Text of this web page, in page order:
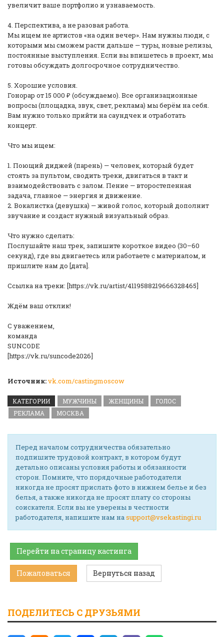
увеличит ваше портфолио и узнаваемость.
4. Перспектива, а не разовая работа.
Мы ищем не артистов «на один вечер». Нам нужны люди, с
которыми мы сможем расти дальше — туры, новые релизы,
постоянные выступления. Если вы впишетесь в проект, мы
готовы обсуждать долгосрочное сотрудничество.
5. Хорошие условия.
Гонорар от 15 000 ₽ (обсуждаемо). Все организационные
вопросы (площадка, звук, свет, реклама) мы берём на себя.
Вам нужно только прийти на саундчек и отработать
концерт.
Что мы ищем:
1. Поющий диджей (парень) — человек, который будет
стоять за пультом, сводить треки, двигаться в такт и
взаимодействовать с залом. Пение — второстепенная
задача, главное — энергия и движение.
2. Вокалистка (девушка) — живой голос, который дополнит
звучание и создаст нужный визуальный образ.
Что нужно сделать:
Послушайте наш трек, запишите короткое видео (30–60
секунд), где вы двигаетесь или работаете с материалом, и
пришлите нам до [дата].
Ссылка на треки: [https://vk.ru/artist/4119588219666328465]
Ждём ваш отклик!
С уважением,
команда
SUNCODE
[https://vk.ru/suncode2026]
Источник:vk.com/castingmoscow
КАТЕГОРИИ МУЖЧИНЫ ЖЕНЩИНЫ
ГОЛОС
РЕКЛАМА
МОСКВА
Перед началом сотрудничества обязательно
подпишите трудовой контракт, в котором будут
детально описаны условия работы и обязанности
сторон. Помните, что порядочные работодатели
никогда не просят прислать фото в нижнем белье и без
белья, а также никогда не просят плату со стороны
соискателя. Если вы не уверены в честности
работодателя, напишите нам наsupport@vsekastingi.ru
Перейти на страницу кастинга
Пожаловаться Вернуться назад
ПОДЕЛИТЕСЬ С ДРУЗЬЯМИ